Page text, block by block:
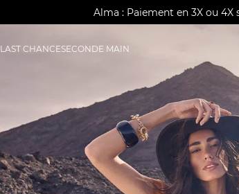
Livraison offerte à domicile
AGUA : Découvrez notre
Alma : Paiement en 3X ou 4X
LAST CHANCESECONDE MAIN